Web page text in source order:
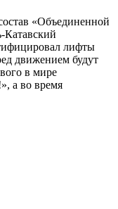
«Объединенной
Катавский
лифты
движением будут
в мире
а во время